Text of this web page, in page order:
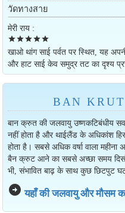
วัดทางสาย
मेरी राय :
starstarstarstarstar
खाओ थांग साई पर्वत पर स्थित, यह
और हाट साई केव समुद्र तट का दृश्य
BAN
बान क्रुत की जलवायु उष्णकटिबंधीय
नहीं होता है और थाईलैंड के अधिकांश
होता है। सबसे अधिक वर्षा वाला महीना
बैन क्रुट आने का सबसे अच्छा समय
भी, संभावित बाढ़ के साथ कुछ छिटपुट
arrow_circle_right यहाँ की जलवायु और मौसम